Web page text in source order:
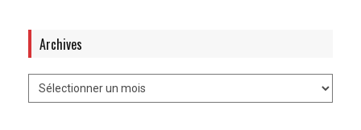
Archives